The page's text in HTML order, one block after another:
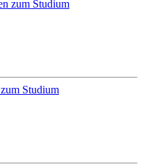
zum Studium
Studium